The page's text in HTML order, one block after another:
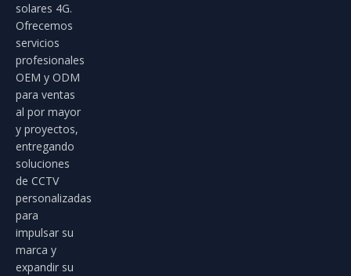
solares 4G.
Ofrecemos
servicios
profesionales
OEM y ODM
para ventas
al por mayor
y proyectos,
entregando
soluciones
de CCTV
personalizadas
para
impulsar su
marca y
expandir su